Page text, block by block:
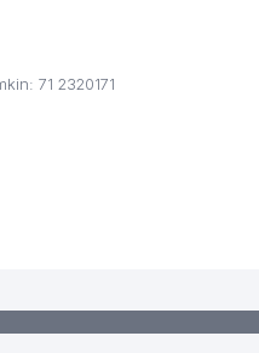
71 2320171